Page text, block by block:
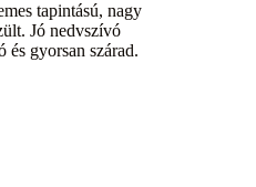
tapintású, nagy
Jó nedvszívó
és gyorsan szárad.